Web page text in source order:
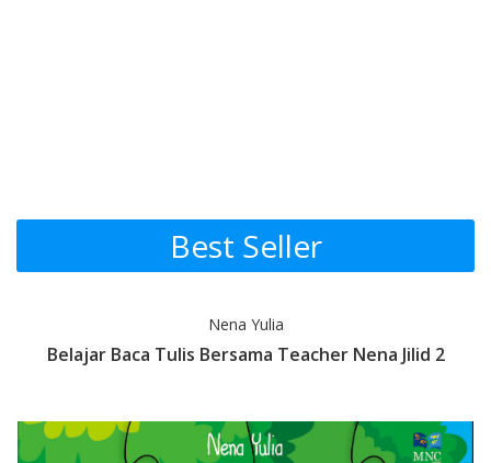
Promotion Section
Best Seller
Nena Yulia
Belajar Baca Tulis Bersama Teacher Nena Jilid 2